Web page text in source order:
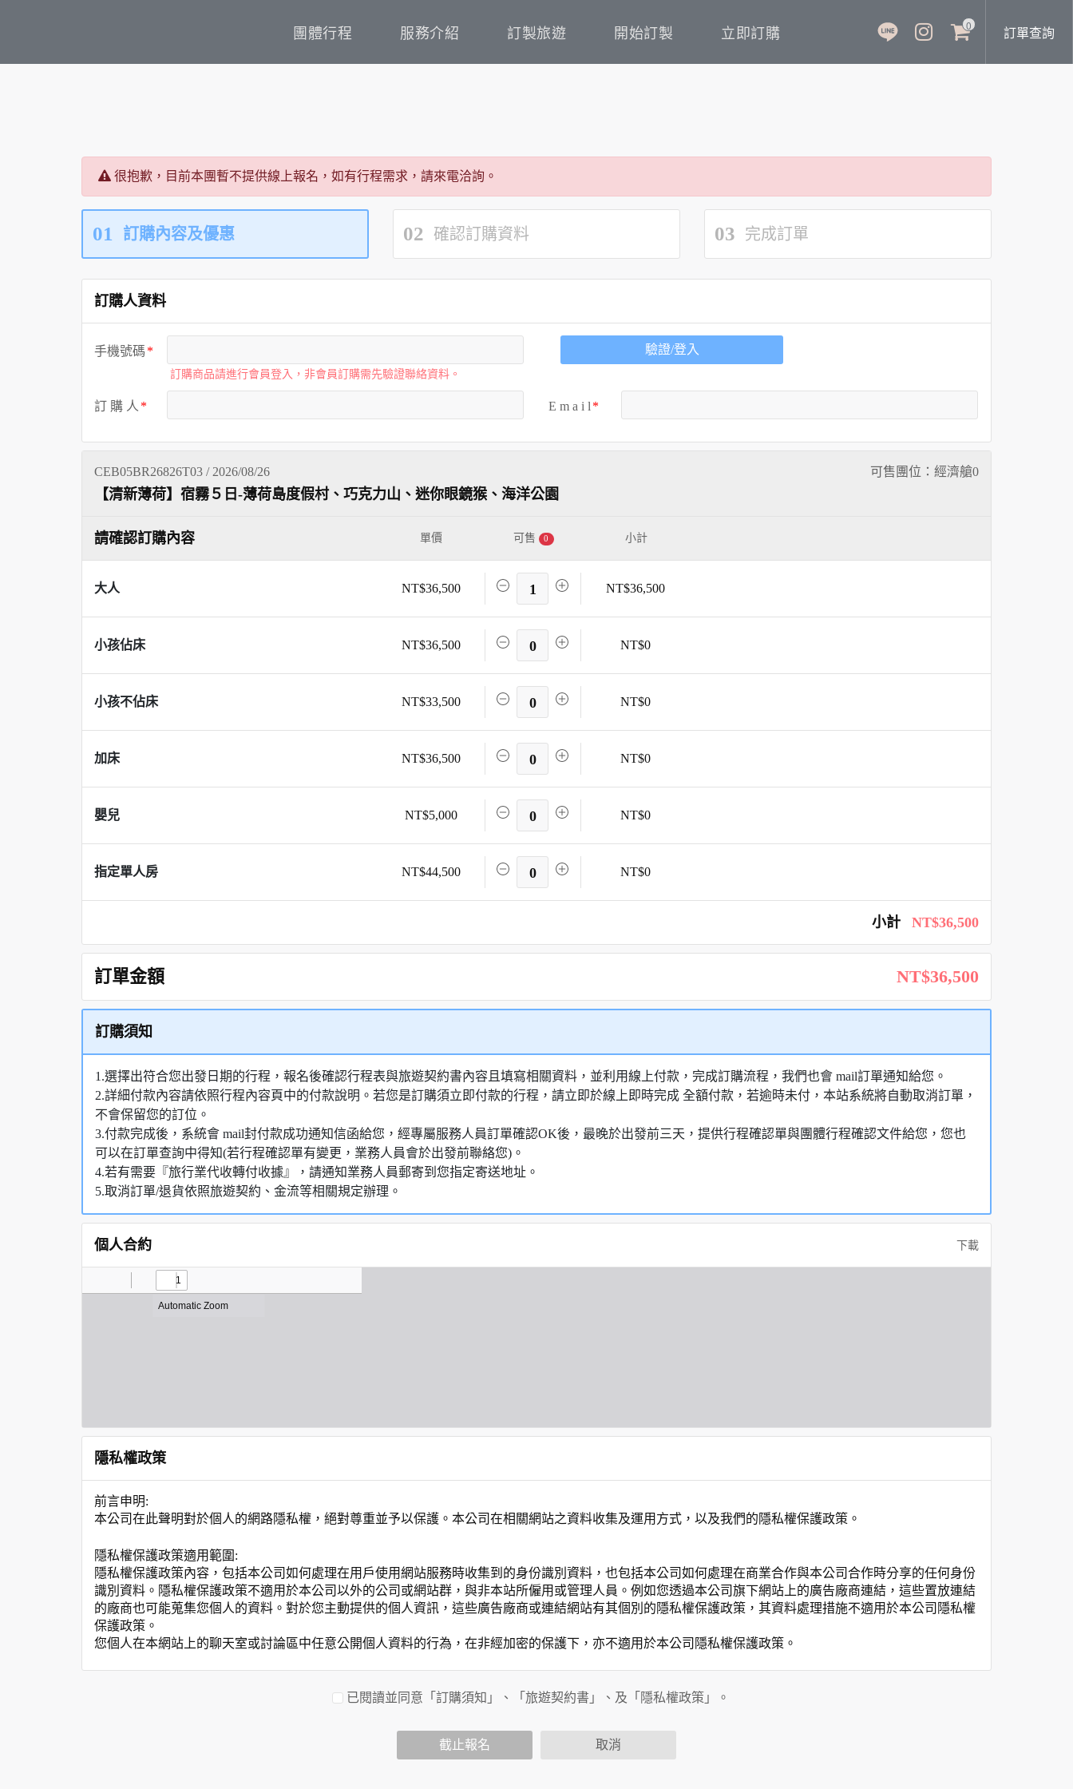
團體行程 服務介紹 訂製旅遊 開始訂製 立即訂購 0 訂單查詢
很抱歉，目前本團暫不提供線上報名，如有行程需求，請來電洽詢。
01 訂購內容及優惠 02 確認訂購資料 03 完成訂單
訂購人資料
手機號碼
訂購商品請進行會員登入，非會員訂購需先驗證聯絡資料。
驗證/登入
訂 購 人 E m a i l
CEB05BR26826T03 / 2026/08/26 可售團位：經濟艙0
【清新薄荷】宿霧５日-薄荷島度假村、巧克力山、迷你眼鏡猴、海洋公園
請確認訂購內容 單價 可售 0 小計
大人 NT$36,500 1 NT$36,500
小孩佔床 NT$36,500 0 NT$0
小孩不佔床 NT$33,500 0 NT$0
加床 NT$36,500 0 NT$0
嬰兒 NT$5,000 0 NT$0
指定單人房 NT$44,500 0 NT$0
小計 NT$36,500
訂單金額 NT$36,500
訂購須知
1.選擇出符合您出發日期的行程，報名後確認行程表與旅遊契約書內容且填寫相關資料，並利用線上付款，完成訂購流程，我們也會 mail訂單通知給您。
2.詳細付款內容請依照行程內容頁中的付款說明。若您是訂購須立即付款的行程，請立即於線上即時完成 全額付款，若逾時未付，本站系統將自動取消訂單，
不會保留您的訂位。
3.付款完成後，系統會 mail封付款成功通知信函給您，經專屬服務人員訂單確認OK後，最晚於出發前三天，提供行程確認單與團體行程確認文件給您，您也
可以在訂單查詢中得知(若行程確認單有變更，業務人員會於出發前聯絡您)。
4.若有需要『旅行業代收轉付收據』，請通知業務人員郵寄到您指定寄送地址。
5.取消訂單/退貨依照旅遊契約、金流等相關規定辦理。
個人合約 下載
隱私權政策
前言申明:
本公司在此聲明對於個人的網路隱私權，絕對尊重並予以保護。本公司在相關網站之資料收集及運用方式，以及我們的隱私權保護政策。
隱私權保護政策適用範圍:
隱私權保護政策內容，包括本公司如何處理在用戶使用網站服務時收集到的身份識別資料，也包括本公司如何處理在商業合作與本公司合作時分享的任何身份
識別資料。隱私權保護政策不適用於本公司以外的公司或網站群，與非本站所僱用或管理人員。例如您透過本公司旗下網站上的廣告廠商連結，這些置放連結
的廠商也可能蒐集您個人的資料。對於您主動提供的個人資訊，這些廣告廠商或連結網站有其個別的隱私權保護政策，其資料處理措施不適用於本公司隱私權
保護政策。
您個人在本網站上的聊天室或討論區中任意公開個人資料的行為，在非經加密的保護下，亦不適用於本公司隱私權保護政策。
為了在本網站提供您最佳的互動性服務，可能會請您提供相關個人的資料，其範圍如下：
於一般瀏覽時，伺服器會自行記錄相關行徑，包括您使用連線設備的 IP 位址、使用時間、使用的瀏覽器、瀏覽及點選資料記錄等，做為我們增進網站服務的
已閱讀並同意「訂購須知」、「旅遊契約書」、及「隱私權政策」。
截止報名 取消